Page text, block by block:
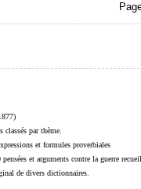
classés par thème.
et formules proverbiales
et arguments contre la guerre
de divers dictionnaires.